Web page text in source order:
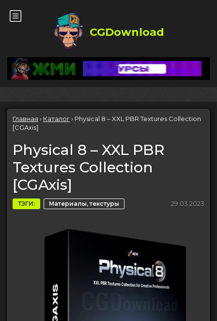
CGDownload
Главная › Каталог› Physical 8 – XXL PBR Textures Collection
[CGAxis]
Physical 8 – XXL PBR
Textures Collection
[CGAxis]
ТЭГИ: Материалы, текстуры 29.03.2023